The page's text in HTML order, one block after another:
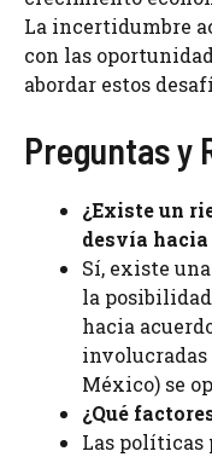
La incertidumbre
con las
abordar estos
Preguntas y
¿Existe un
desvía
Sí, existe
la
hacia
involucradas
México) se
¿Qué
Las políticas